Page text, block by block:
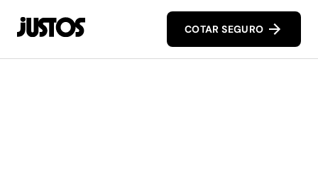
COTAR SEGURO